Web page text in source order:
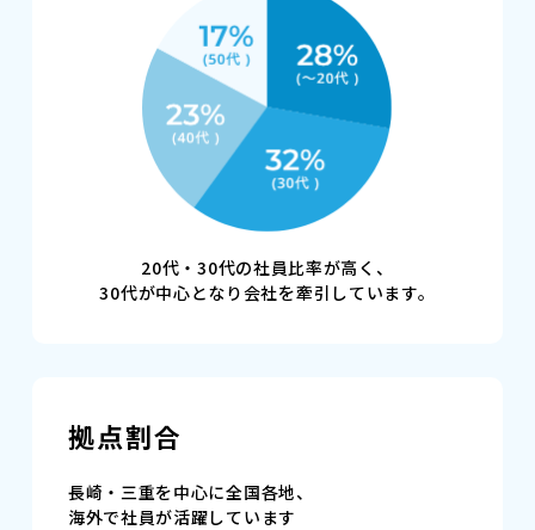
20代・30代の社員比率が高く、
30代が中心となり会社を牽引しています。
拠点割合
長崎・三重を中心に全国各地、
海外で社員が活躍しています